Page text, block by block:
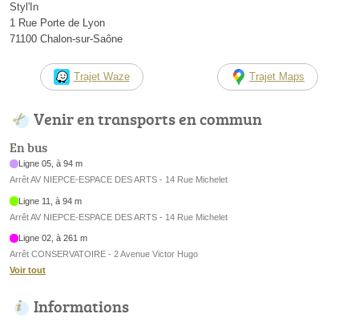
Styl'In
1 Rue Porte de Lyon
71100 Chalon-sur-Saône
Trajet Waze Trajet Maps
Venir en transports en commun
En bus
Ligne 05, à 94 m
Arrêt AV NIEPCE-ESPACE DES ARTS - 14 Rue Michelet
Ligne 11, à 94 m
Arrêt AV NIEPCE-ESPACE DES ARTS - 14 Rue Michelet
Ligne 02, à 261 m
Arrêt CONSERVATOIRE - 2 Avenue Victor Hugo
Voir tout
Informations